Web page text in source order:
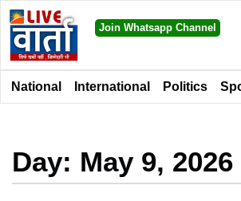
Join Whatsapp Channel
National International Politics
Day: May 9, 2026